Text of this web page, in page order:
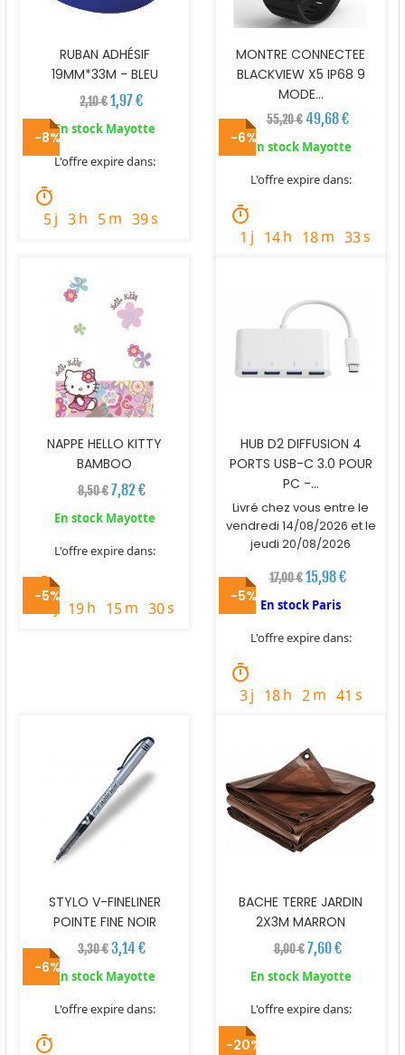
RUBAN ADHÉSIF
19MM*33M - BLEU
2,10 €1,97 €
En stock Mayotte
L'offre expire dans:
timer
5j 3h 5m 37s
MONTRE CONNECTEE
BLACKVIEW X5 IP68 9
MODE...
55,20 € 49,68 €
En stock Mayotte
L'offre expire dans:
timer
1 j 14h 18m 31s
-8%
NAPPE HELLO KITTY
BAMBOO
8,50 € 7,82 €
En stock Mayotte
L'offre expire dans:
timer
19h 15m 28s
-6%
HUB D2 DIFFUSION 4
PORTS USB-C 3.0 POUR
PC -...
Livré chez vous entre le
vendredi 14/08/2026 et le
jeudi 20/08/2026
17,00 € 15,98 €
En stock Paris
L'offre expire dans:
timer
3j 18h 2m 39 s
-5%
STYLO V-FINELINER
POINTE FINE NOIR
3,30 € 3,14 €
En stock Mayotte
L'offre expire dans:
timer
-5%
BACHE TERRE JARDIN
2X3M MARRON
8,00 € 7,60 €
En stock Mayotte
L'offre expire dans:
timer
-6%
-20%